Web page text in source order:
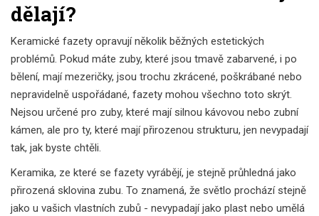
dělají?
Keramické fazety opravují několik běžných estetických
problémů. Pokud máte zuby, které jsou tmavě zabarvené, i po
bělení, mají mezeričky, jsou trochu zkrácené, poškrábané nebo
nepravidelně uspořádané, fazety mohou všechno toto skrýt.
Nejsou určené pro zuby, které mají silnou kávovou nebo zubní
kámen, ale pro ty, které mají přirozenou strukturu, jen nevypadají
tak, jak byste chtěli.
Keramika, ze které se fazety vyrábějí, je stejně průhledná jako
přirozená sklovina zubu. To znamená, že světlo prochází stejně
jako u vašich vlastních zubů - nevypadají jako plast nebo umělá